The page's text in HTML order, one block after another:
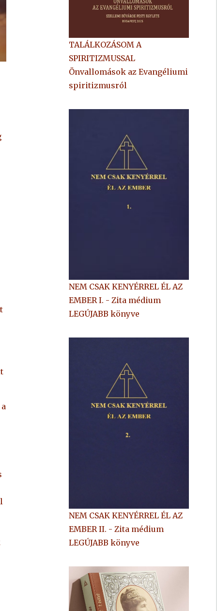
TALÁLKOZÁSOM A
SPIRITIZMUSSAL
Önvallomások az Evangéliumi
spiritizmusról
NEM CSAK KENYÉRREL ÉL AZ
EMBER I. - Zita médium
LEGÚJABB könyve
NEM CSAK KENYÉRREL ÉL AZ
EMBER II. - Zita médium
LEGÚJABB könyve